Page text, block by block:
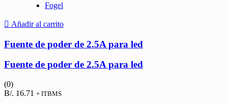
Fogel
Añadir al carrito
Fuente de poder de 2.5A para led
Fuente de poder de 2.5A para led
(0)
B/. 16.71 + ITBMS